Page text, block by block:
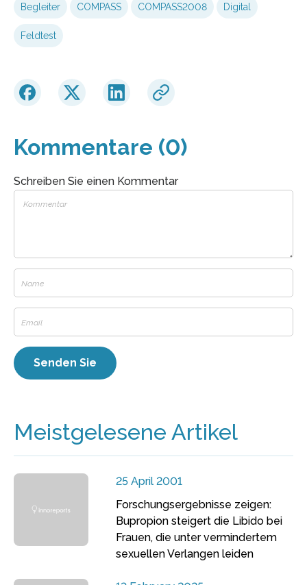
Begleiter COMPASS COMPASS2008 Digital
Feldtest
Kommentare (0)
Schreiben Sie einen Kommentar
Meistgelesene Artikel
25 April 2001
Forschungsergebnisse zeigen:
Bupropion steigert die Libido bei
Frauen, die unter vermindertem
sexuellen Verlangen leiden